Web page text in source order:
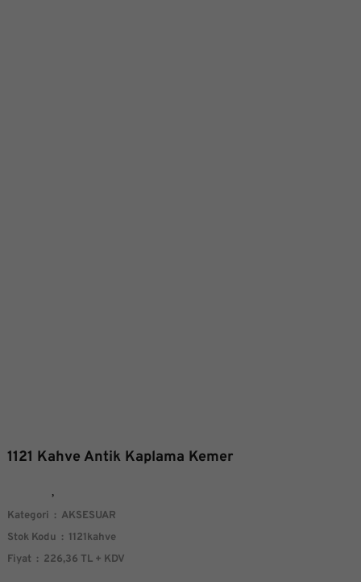
1121 Kahve Antik Kaplama Kemer
Kategori
AKSESUAR
Stok Kodu
1121kahve
Fiyat
226,36 TL + KDV